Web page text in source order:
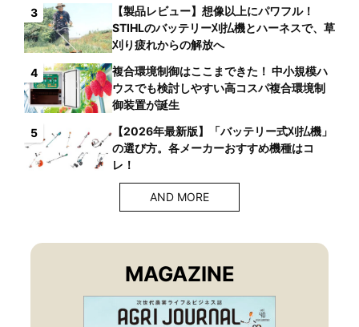
3
【製品レビュー】想像以上にパワフル！
STIHLのバッテリー刈払機とハーネスで、草
刈り疲れからの解放へ
4
複合環境制御はここまできた！ 中小規模ハ
ウスでも検討しやすい高コスパ複合環境制
御装置が誕生
5
【2026年最新版】「バッテリー式刈払機」
の選び方。各メーカーおすすめ機種はコ
レ！
AND MORE
MAGAZINE